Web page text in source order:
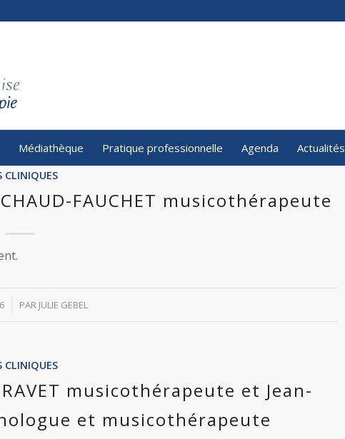
Médiathèque Pratique professionnelle Agenda Actualités
CLINIQUES
FAUCHET musicothérapeute
PAR JULIE GEBEL
CLINIQUES
musicothérapeute et Jean-
et musicothérapeute